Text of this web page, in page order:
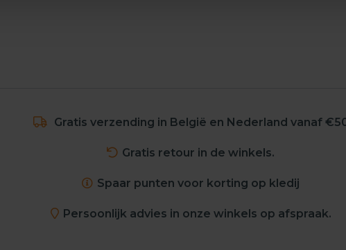
Gratis verzending in België en Nederland vanaf
Gratis retour in de winkels.
Spaar punten voor korting op kledij
Persoonlijk advies in onze winkels op afspraak.